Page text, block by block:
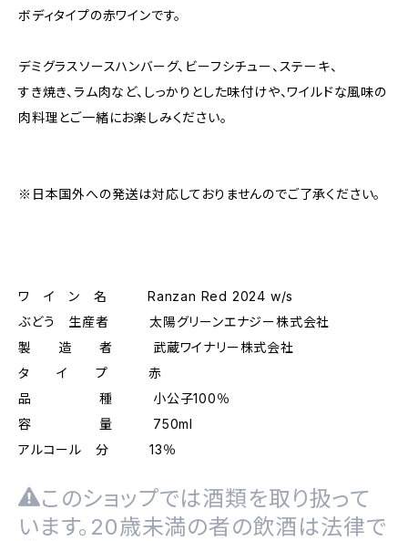
ボディタイプの赤ワインです。
デミグラスソースハンバーグ、ビーフシチュー、ステーキ、
すき焼き、ラム肉など、しっかりとした味付けや、ワイルドな風味の
肉料理とご一緒にお楽しみください。
※日本国外への発送は対応しておりませんのでご了承ください。
ワ イ ン 名 Ranzan Red 2024 w/s
ぶどう 生産者 太陽グリーンエナジー株式会社
製 造 者 武蔵ワイナリー株式会社
タ イ プ 赤
品 種 小公子100％
容 量 750ml
アルコール 分 13％
このショップでは酒類を取り扱って
います。20歳未満の者の飲酒は法律で